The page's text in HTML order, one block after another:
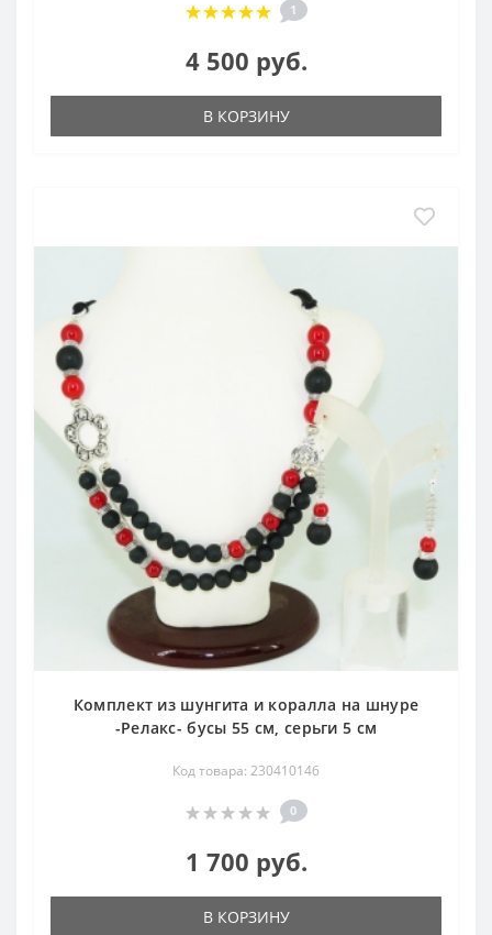
1
4 500 руб.
В КОРЗИНУ
Комплект из шунгита и коралла на шнуре
-Релакс- бусы 55 см, серьги 5 см
Код товара: 230410146
0
1 700 руб.
В КОРЗИНУ